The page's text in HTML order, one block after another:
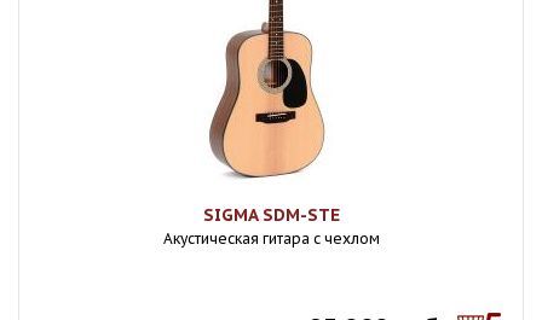
SIGMA SDM-STE
Акустическая гитара с чехлом